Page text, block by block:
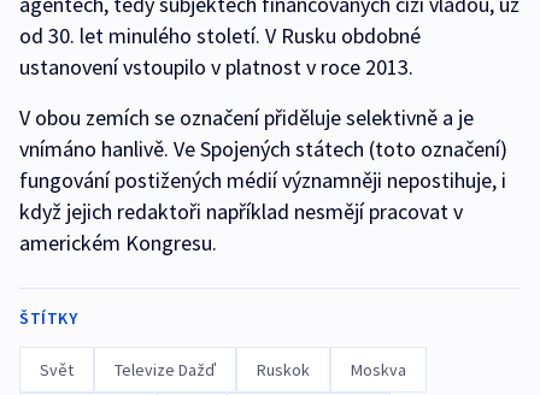
od 30. let minulého století. V Rusku obdobné
ustanovení vstoupilo v platnost v roce 2013.
V obou zemích se označení přiděluje selektivně a je
vnímáno hanlivě. Ve Spojených státech (toto označení)
fungování postižených médií významněji nepostihuje, i
když jejich redaktoři například nesmějí pracovat v
americkém Kongresu.
ŠTÍTKY
Svět Televize Dažď Ruskok Moskva